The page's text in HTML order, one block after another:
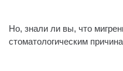
Но, знали ли вы, что
стоматологическим